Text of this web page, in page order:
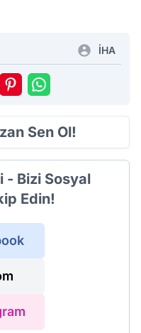
İHA
Sen Ol!
- Bizi Sosyal
Edin!